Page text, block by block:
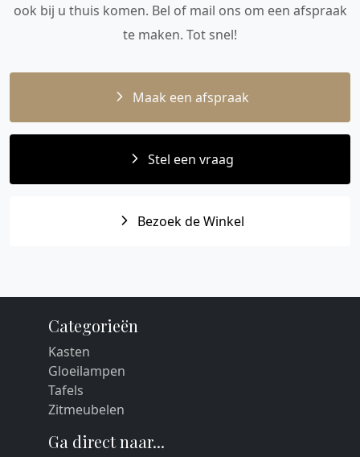
ook bij u thuis komen. Bel of mail ons om een afspraak
te maken. Tot snel!
Maak een afspraak
Stel een vraag
Bezoek de Winkel
Categorieën
Kasten
Gloeilampen
Tafels
Zitmeubelen
Ga direct naar...